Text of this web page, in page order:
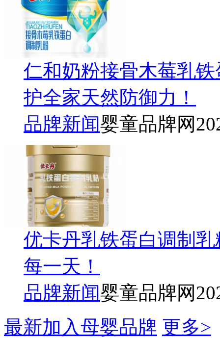
仁和奶粉接骨木莓乳
护全家天然防御力！
品牌新闻婴童品牌网
优卡丹乳铁蛋白调制
每一天！
品牌新闻婴童品牌网
最新加入母婴品牌 更多>